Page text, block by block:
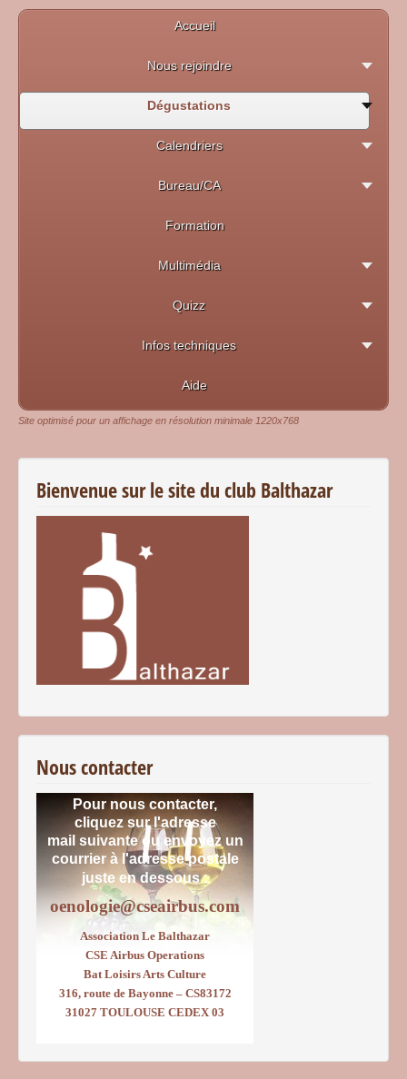
Accueil
Nous rejoindre
Dégustations
Calendriers
Bureau/CA
Formation
Multimédia
Quizz
Infos techniques
Aide
Site optimisé pour un affichage en résolution minimale 1220x768
Bienvenue sur le site du club Balthazar
Nous contacter
Pour nous contacter,
cliquez sur l'adresse
mail suivante ou envoyez un
courrierà l'adresse postale
juste en dessous :
oenologie@cseairbus.com
Association Le Balthazar
CSE Airbus Operations
Bat Loisirs Arts Culture
316, route de Bayonne – CS83172
31027 TOULOUSE CEDEX 03